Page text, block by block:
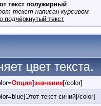
текст полужирный
текст написан курсивом
подчёркнутый текст
цвет текста.
Опция]значение[/color]
текст синий[/color]